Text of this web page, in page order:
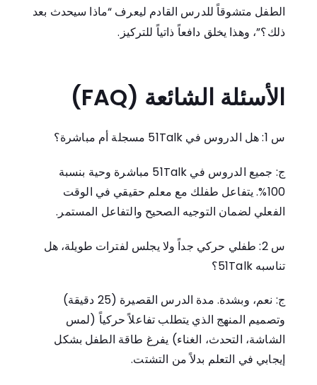
الطفل متشوقاً للدرس القادم ليعرف “ماذا سيحدث بعد
ذلك؟”، وهذا يخلق دافعاً ذاتياً للتركيز.
الأسئلة الشائعة (FAQ)
س 1: هل الدروس في 51Talk مسجلة أم مباشرة؟
ج: جميع الدروس في 51Talk مباشرة وحية بنسبة
100%. يتفاعل طفلك مع معلم حقيقي في الوقت
الفعلي لضمان التوجيه الصحيح والتفاعل المستمر.
س 2: طفلي حركي جداً ولا يجلس لفترات طويلة، هل
تناسبه 51Talk؟
ج: نعم، وبشدة. مدة الدرس القصيرة (25 دقيقة)
وتصميم المنهج الذي يتطلب تفاعلاً حركياً (لمس
الشاشة، التحدث، الغناء) يفرغ طاقة الطفل بشكل
إيجابي في التعلم بدلاً من التشتت.